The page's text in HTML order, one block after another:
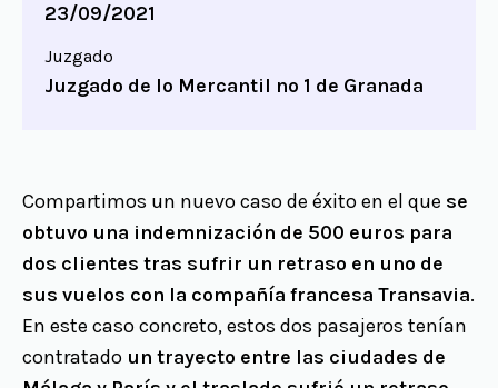
23/09/2021
Juzgado
Juzgado de lo Mercantil nº 1 de Granada
Compartimos un nuevo caso de éxito en el que se
obtuvo una indemnización de 500 euros para
dos clientes tras sufrir un retraso en uno de
sus vuelos con la compañía francesa Transavia.
En este caso concreto, estos dos pasajeros tenían
contratado un trayecto entre las ciudades de